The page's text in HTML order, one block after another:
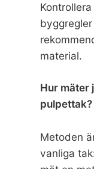
material.
Hur mäter
pulpettak?
Metoden
vanliga